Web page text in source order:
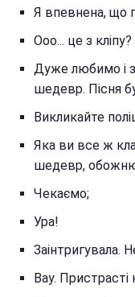
Я впевнена, що
Ооо... це з
Дуже любимо і
шедевр. Пісня
Викликайте
Яка ви все ж
шедевр,
Чекаємо;
Ура!
Заінтригувала.
Вау.